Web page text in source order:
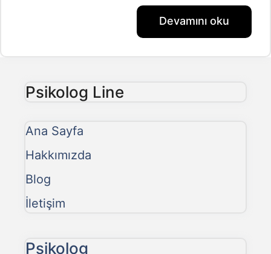
Devamını oku
Psikolog Line
Ana Sayfa
Hakkımızda
Blog
İletişim
Psikolog